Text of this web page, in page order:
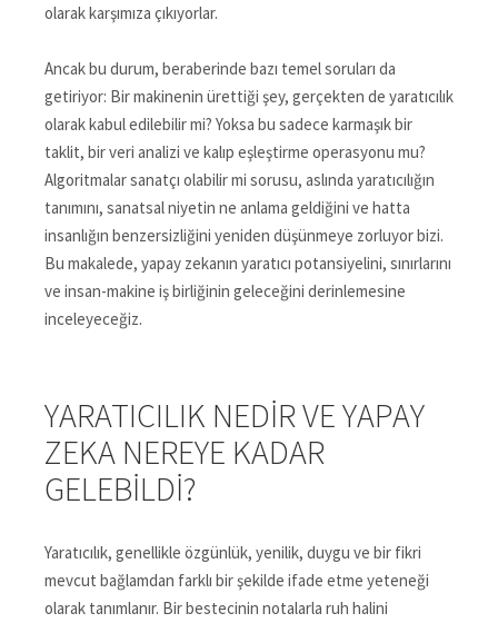
olarak karşımıza çıkıyorlar.
Ancak bu durum, beraberinde bazı temel soruları da
getiriyor: Bir makinenin ürettiği şey, gerçekten de yaratıcılık
olarak kabul edilebilir mi? Yoksa bu sadece karmaşık bir
taklit, bir veri analizi ve kalıp eşleştirme operasyonu mu?
Algoritmalar sanatçı olabilir mi sorusu, aslında yaratıcılığın
tanımını, sanatsal niyetin ne anlama geldiğini ve hatta
insanlığın benzersizliğini yeniden düşünmeye zorluyor bizi.
Bu makalede, yapay zekanın yaratıcı potansiyelini, sınırlarını
ve insan-makine iş birliğinin geleceğini derinlemesine
inceleyeceğiz.
YARATICILIK NEDIR VE YAPAY
ZEKA NEREYE KADAR
GELEBILDI?
Yaratıcılık, genellikle özgünlük, yenilik, duygu ve bir fikri
mevcut bağlamdan farklı bir şekilde ifade etme yeteneği
olarak tanımlanır. Bir bestecinin notalarla ruh halini